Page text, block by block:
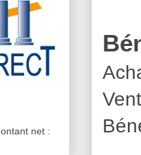
net :